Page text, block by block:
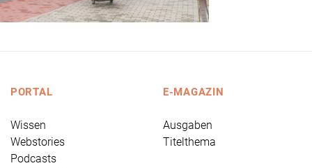
PORTAL
Wissen
Webstories
Podcasts
E-MAGAZIN
Ausgaben
Titelthema